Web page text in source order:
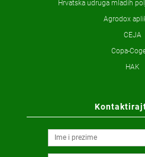
Hrvatska udruga mladih
Agrodox
CEJA
Copa-
HAK